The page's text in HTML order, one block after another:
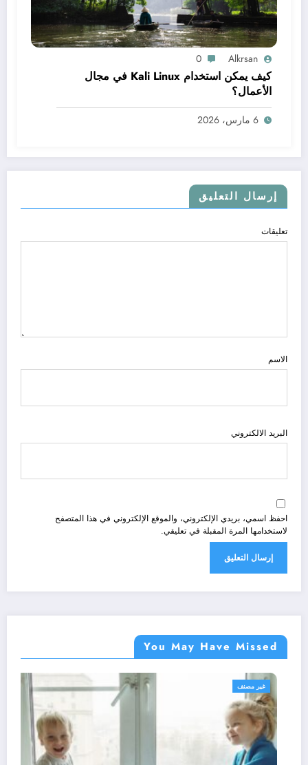
Alkrsan
0
كيف يمكن استخدام Kali Linux في مجال
الأعمال؟
6 مارس، 2026
إرسال التعليق
تعليقات
الاسم
البريد الالكتروني
احفظ اسمي، بريدي الإلكتروني، والموقع الإلكتروني في هذا المتصفح
لاستخدامها المرة المقبلة في تعليقي.
You May Have Missed